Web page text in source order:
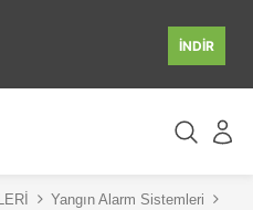
İNDİR
Yangın Alarm Sistemleri